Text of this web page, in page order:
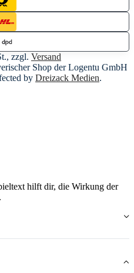
zzgl. Versand
Shop der Logentu GmbH
by Dreizack Medien.
hilft dir, die Wirkung der